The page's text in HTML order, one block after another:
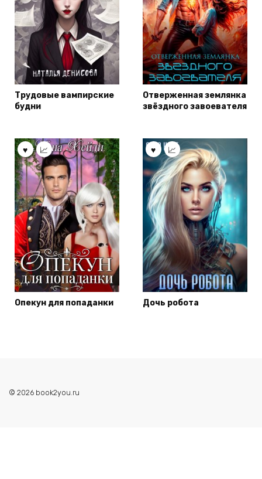
Трудовые вампирские
будни
Отверженная землянка
звёздного завоевателя
Опекун для попаданки Дочь робота
© 2026 book2you.ru